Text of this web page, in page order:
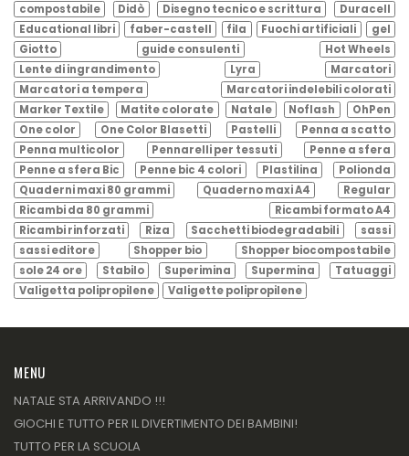
compostabile
Didò Disegno tecnico e scrittura
Duracell
Educational libri
faber-castell fila Fuochi artificiali
gel
Giotto
guide consulenti
Hot Wheels
Lente di ingrandimento
Lyra
Marcatori
Marcatori a tempera
Marcatori indelebili colorati
Marker Textile
Matite colorate Natale Noflash
OhPen
One color
One Color Blasetti Pastelli
Penna a scatto
Penna multicolor
Pennarelli per tessuti
Penne a sfera
Penne a sfera Bic
Penne bic 4 colori Plastilina
Polionda
Quaderni maxi 80 grammi
Quaderno maxi A4
Regular
Ricambi da 80 grammi
Ricambi formato A4
Ricambi rinforzati
Riza Sacchetti biodegradabili
sassi
sassi editore
Shopper bio
Shopper biocompostabile
sole 24 ore
Stabilo Superimina Supermina
Tatuaggi
Valigetta polipropilene
Valigette polipropilene
MENU
NATALE STA ARRIVANDO !!!
GIOCHI E TUTTO PER IL DIVERTIMENTO DEI BAMBINI!
TUTTO PER LA SCUOLA